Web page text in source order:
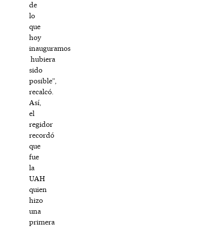
de
lo
que
hoy
inauguramos
hubiera
sido
posible”,
recalcó.
Así,
el
regidor
recordó
que
fue
la
UAH
quien
hizo
una
primera